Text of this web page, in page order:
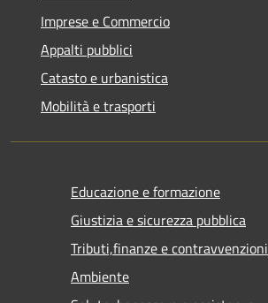
Imprese e Commercio
Appalti pubblici
Catasto e urbanistica
Mobilità e trasporti
Educazione e formazione
Giustizia e sicurezza pubblica
Tributi,finanze e contravvenzioni
Ambiente